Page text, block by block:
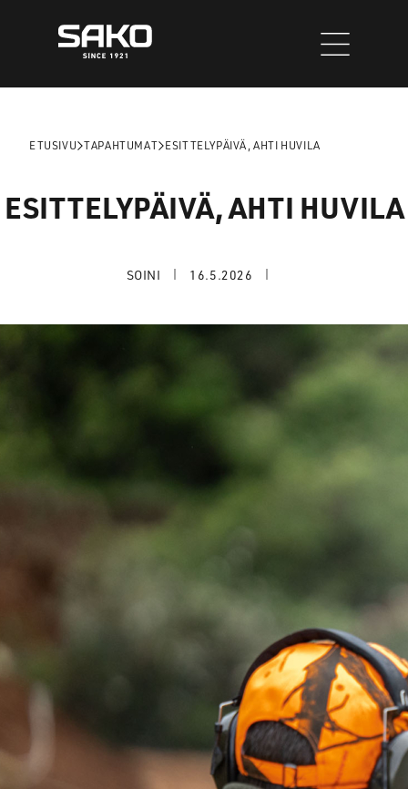
ETUSIVU TAPAHTUMAT ESITTELYPÄIVÄ, AHTI HUVILA
ESITTELYPÄIVÄ, AHTI HUVILA
SOINI 16.5.2026